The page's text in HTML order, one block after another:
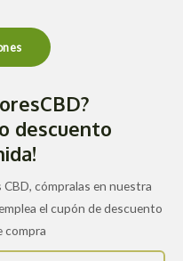
descuento
cómpralas en nuestra
el cupón de descuento
compra